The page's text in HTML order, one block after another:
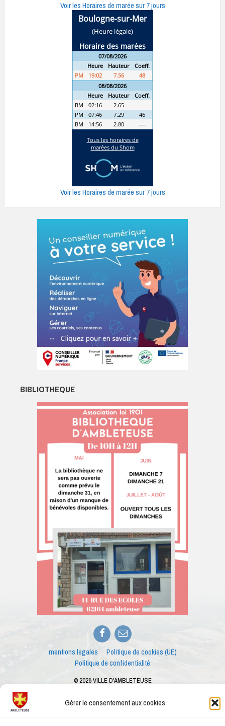
Gérer le consentement aux cookies
Voir les Horaires de marée sur 7 jours
Voir les Horaires de marée sur 7 jours
BIBLIOTHEQUE
Facebook
E-
mail
mentions legales
Politique de cookies (UE)
Politique de confidentialité
© 2026 VILLE D'AMBLETEUSE
Ce site internet est créé dans le cadre des ateliers numériques proposés par le